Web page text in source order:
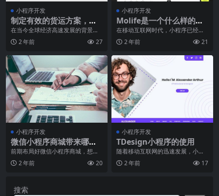
小程序开发
制定有效的货运方案，提
升货运代理的工作效率
在当今全球经济高速发展的背景
下，货运代理作为连接生产和销售
环节的重要纽带，承担着
2 年前 27
小程序开发
Molife是一个什么样的小
程序？
在移动互联网时代，小程序已经成
为人们生活中不可或缺的一部分。
Molife（模特生
2 年前 21
小程序开发
微信小程序商城带来哪些
受关注的点
前期布局好微信小程序商城，想提
升营业额的话，接下来了解微信小
程序商城带来哪些受关
2 年前 20
小程序开发
TDesign小程序的使用
随着移动互联网的迅速发展，小程
序成为了许多企业和个人推广和服
务的新通道。在各个小
2 年前 17
搜索